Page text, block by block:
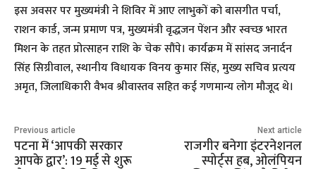
​इस अवसर पर मुख्यमंत्री ने शिविर में आए लाभुकों को बासगीत पर्चा,
राशन कार्ड, जन्म प्रमाण पत्र, मुख्यमंत्री वृद्धजन पेंशन और स्वच्छ भारत
मिशन के तहत प्रोत्साहन राशि के चेक सौंपे। कार्यक्रम में सांसद जनार्दन
सिंह सिग्रीवाल, स्थानीय विधायक विनय कुमार सिंह, मुख्य सचिव प्रत्यय
अमृत, जिलाधिकारी वैभव श्रीवास्तव सहित कई गणमान्य लोग मौजूद थे।
Previous article
पटना में ‘आपकी सरकार
आपके द्वार’: 19 मई से शुरू
Next article
राजगीर बनेगा इंटरनेशनल
स्पोर्ट्स हब, ओलंपियन